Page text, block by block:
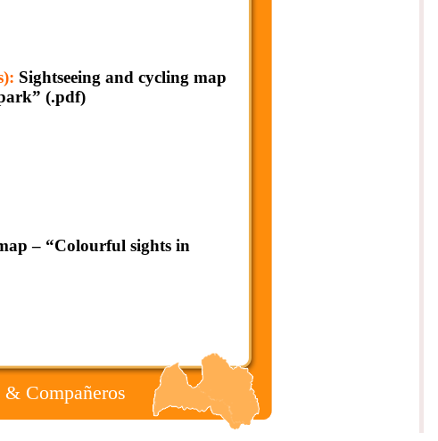
Sightseeing and cycling map
(.pdf)
– “Colourful sights in
Compañeros